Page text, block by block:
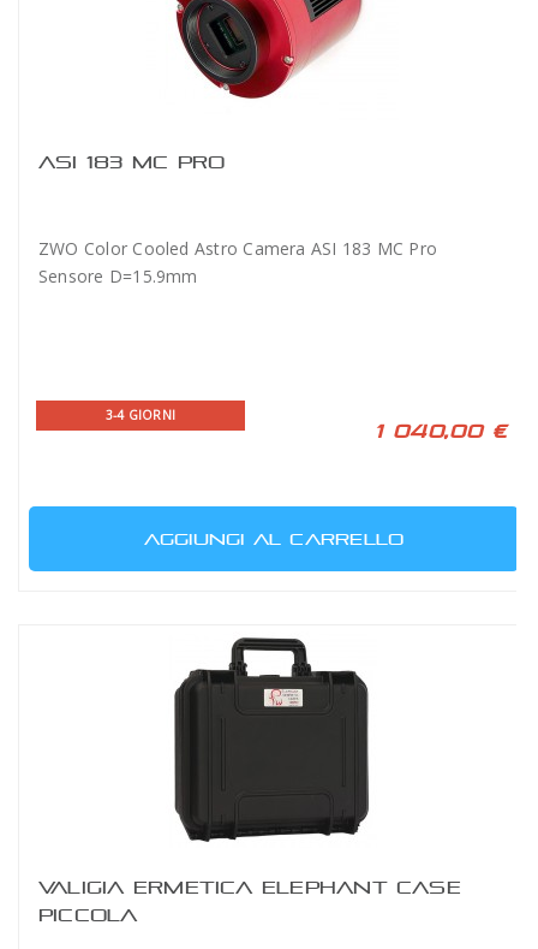
ASI 183 MC PRO
ZWO Color Cooled Astro Camera ASI 183 MC Pro
Sensore D=15.9mm
3-4 GIORNI
1 040,00 €
AGGIUNGI AL CARRELLO
VALIGIA ERMETICA ELEPHANT CASE
PICCOLA